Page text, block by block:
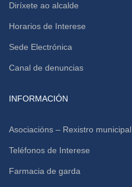
Diríxete ao alcalde
Horarios de Interese
Sede Electrónica
Canal de denuncias
INFORMACIÓN
Asociacións – Rexistro municipal
Teléfonos de Interese
Farmacia de garda